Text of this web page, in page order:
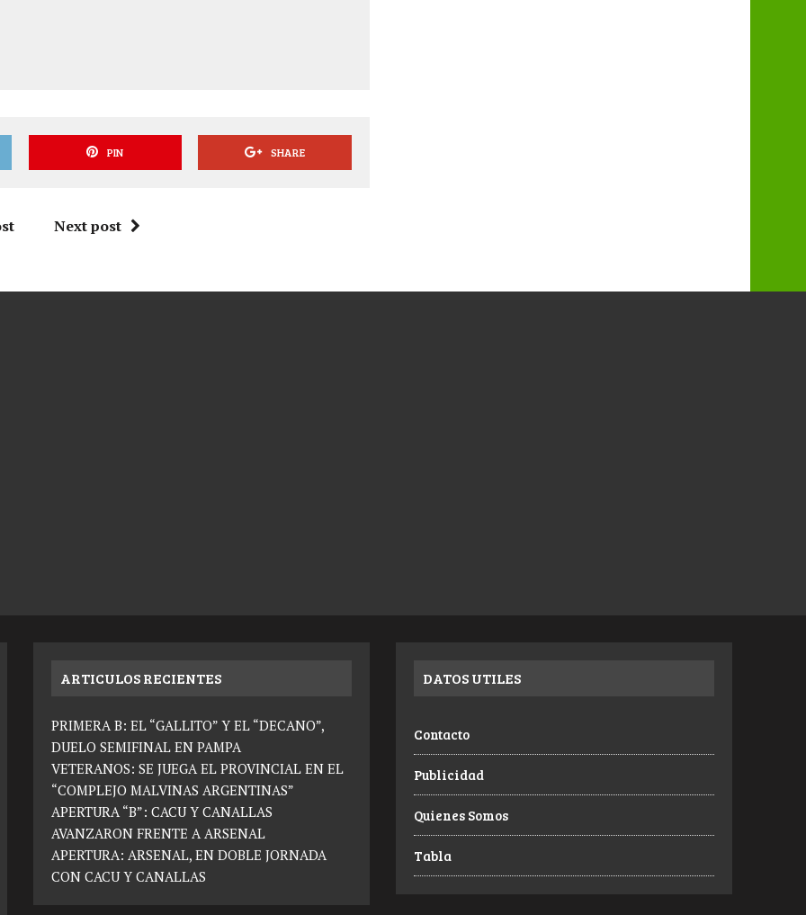
PIN SHARE
Next post
ARTICULOS RECIENTES
PRIMERA B: EL “GALLITO” Y EL “DECANO”,
DUELO SEMIFINAL EN PAMPA
VETERANOS: SE JUEGA EL PROVINCIAL EN EL
“COMPLEJO MALVINAS ARGENTINAS”
APERTURA “B”: CACU Y CANALLAS
AVANZARON FRENTE A ARSENAL
APERTURA: ARSENAL, EN DOBLE JORNADA
CON CACU Y CANALLAS
DATOS UTILES
Contacto
Publicidad
Quienes Somos
Tabla